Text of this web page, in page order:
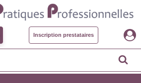
Inscription prestataires